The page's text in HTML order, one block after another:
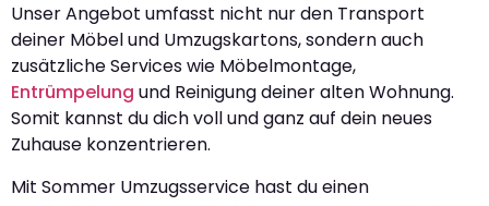
Unser Angebot umfasst nicht nur den Transport
deiner Möbel und Umzugskartons, sondern auch
zusätzliche Services wie Möbelmontage,
Entrümpelung und Reinigung deiner alten Wohnung.
Somit kannst du dich voll und ganz auf dein neues
Zuhause konzentrieren.
Mit Sommer Umzugsservice hast du einen